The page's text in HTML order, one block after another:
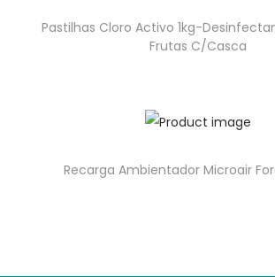
Pastilhas Cloro Activo 1kg-
Frutas C/Casca
Recarga Ambientador Microair